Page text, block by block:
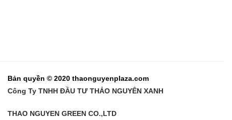
Bản quyền © 2020 thaonguyenplaza.com
Công Ty TNHH ĐẦU TƯ THẢO NGUYÊN XANH
THAO NGUYEN GREEN CO.,LTD